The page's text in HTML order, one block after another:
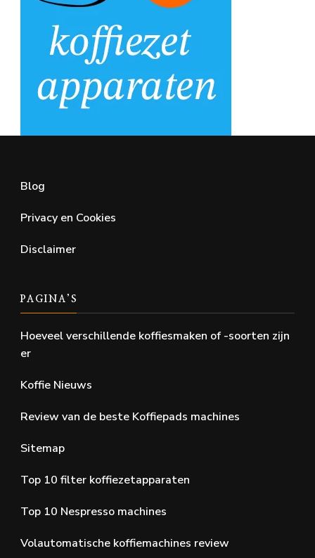
Blog
Privacy en Cookies
Disclaimer
PAGINA’S
Hoeveel verschillende koffiesmaken of -soorten zijn
er
Koffie Nieuws
Review van de beste Koffiepads machines
Sitemap
Top 10 filter koffiezetapparaten
Top 10 Nespresso machines
Volautomatische koffiemachines review